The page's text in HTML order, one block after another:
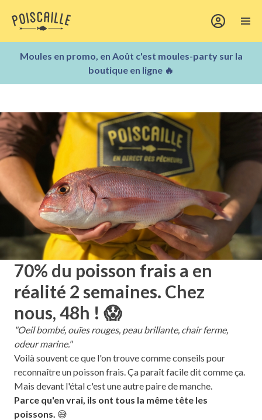
Moules en promo, en Août c'est moules-party sur la
boutique en ligne 🔥
70% du poisson frais a en
réalité 2 semaines. Chez
nous, 48h ! 😱
"Oeil bombé, ouïes rouges, peau brillante, chair ferme,
odeur marine."
Voilà souvent ce que l'on trouve comme conseils pour
reconnaître un poisson frais. Ça paraît facile dit comme ça.
Mais devant l'étal c'est une autre paire de manche.
Parce qu'en vrai, ils ont tous la même tête les
poissons. 😅